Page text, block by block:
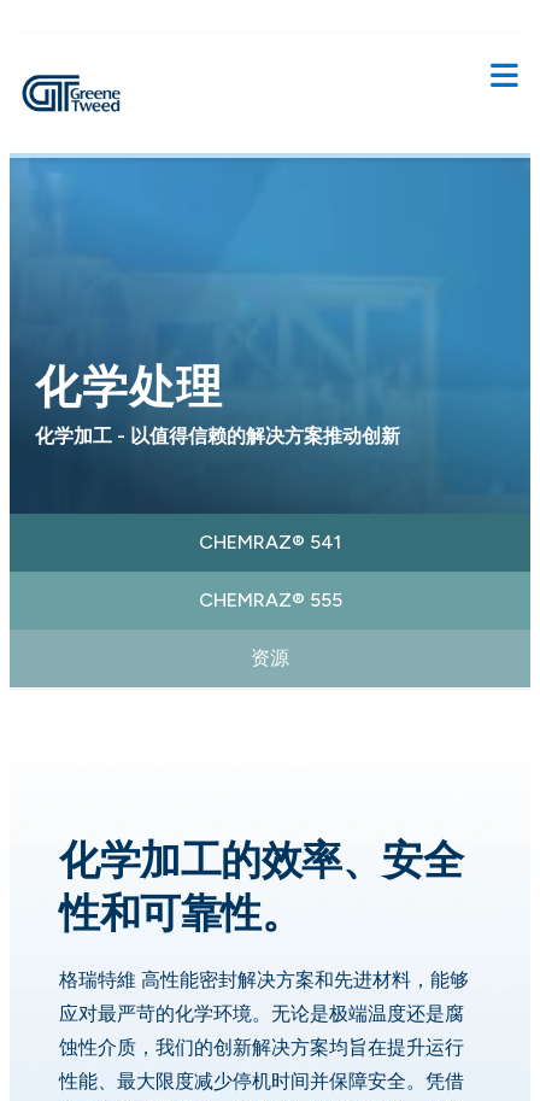
化学处理
化学加工 - 以值得信赖的解决方案推动创新
CHEMRAZ® 541
CHEMRAZ® 555
资源
化学加工的效率、安全
性和可靠性。
格瑞特維 高性能密封解决方案和先进材料，能够
应对最严苛的化学环境。无论是极端温度还是腐
蚀性介质，我们的创新解决方案均旨在提升运行
性能、最大限度减少停机时间并保障安全。凭借